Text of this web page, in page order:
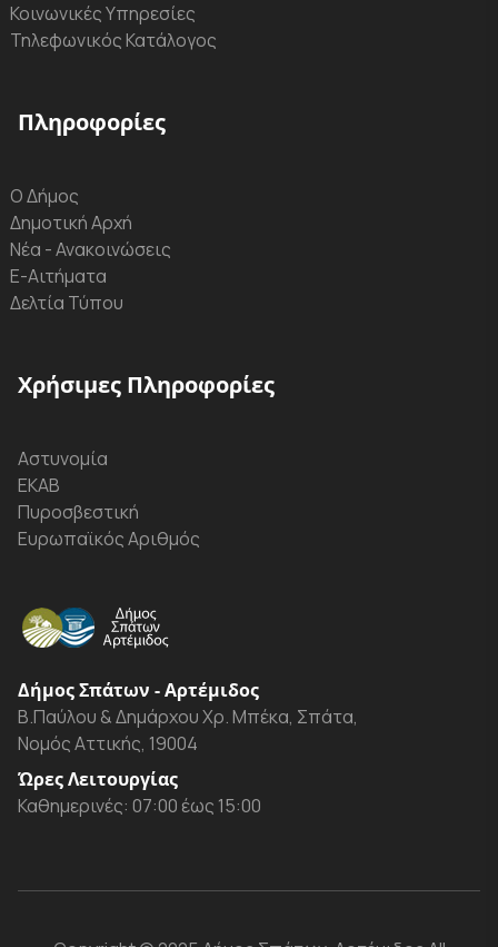
Κοινωνικές Υπηρεσίες
Τηλεφωνικός Κατάλογος
Πληροφορίες
Ο Δήμος
Δημοτική Αρχή
Νέα - Ανακοινώσεις
Ε-Αιτήματα
Δελτία Τύπου
Χρήσιμες Πληροφορίες
Αστυνομία
ΕΚΑΒ
Πυροσβεστική
Ευρωπαϊκός Αριθμός
Δήμος Σπάτων - Αρτέμιδος
Β.Παύλου & Δημάρχου Χρ. Μπέκα, Σπάτα,
Νομός Αττικής, 19004
Ώρες Λειτουργίας
Καθημερινές: 07:00 έως 15:00